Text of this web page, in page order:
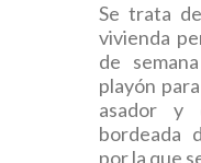
Se trata
vivienda
de
playón
asador y
bordeada
por la que